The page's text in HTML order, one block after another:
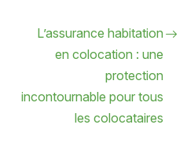
L’assurance habitation
en colocation : une
protection
incontournable pour tous
les colocataires